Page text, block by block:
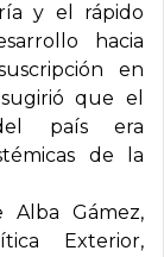
y el rápido
hacia
en
que el
país era
de la
Gámez,
Exterior,